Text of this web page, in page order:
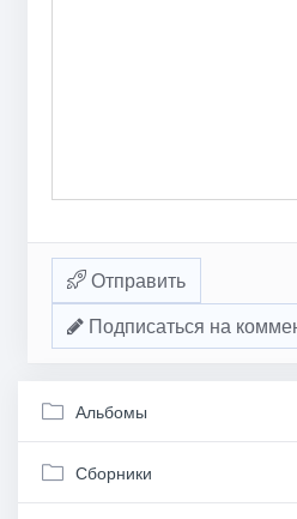
Отправить
Подписаться на
Альбомы
Сборники